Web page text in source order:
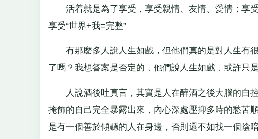
活着就是為了享受，享受親情、友情、愛情；享受
享受“世界+我=完整”
有那麼多人說人生如戲，但他們真的是對人生有
了嗎？我想答案是否定的，他們說人生如戲，或許只
人說酒後吐真言，其實是人在醉酒之後大腦的自
掩飾的自己完全暴露出來，內心深處壓抑多時的愁苦
是有一個善於傾聽的人在身邊，否則還不如找一個陰